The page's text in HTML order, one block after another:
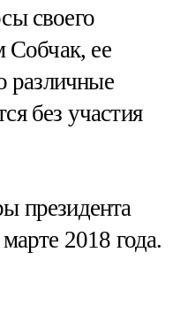
своего
Собчак, ее
различные
без участия
президента
2018 года.